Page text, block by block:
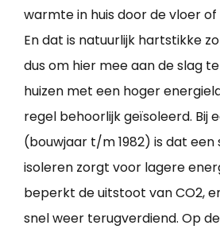
warmte in huis door de vloer
En dat is natuurlijk hartstikke
dus om hier mee aan de slag
huizen met een hoger
regel behoorlijk geïsoleerd. Bij
(bouwjaar t/m 1982) is dat een
isoleren zorgt voor lagere
beperkt de uitstoot van CO2,
snel weer terugverdiend. Op